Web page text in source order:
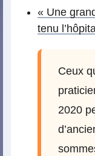
« Une
tenu
Ceux
2020